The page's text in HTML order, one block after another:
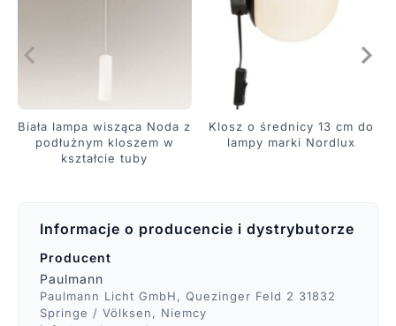
Biała lampa wisząca Noda z
podłużnym kloszem w
kształcie tuby
Klosz o średnicy 13 cm do
lampy marki Nordlux
Informacje o producencie i dystrybutorze
Producent
Paulmann
Paulmann Licht GmbH, Quezinger Feld 2 31832
Springe / Völksen, Niemcy